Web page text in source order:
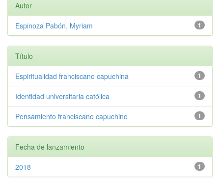
Autor
1
Espinoza Pabón, Myriam
Título
1
Espiritualidad franciscano capuchina
1
Identidad universitaria católica
1
Pensamiento franciscano capuchino
Fecha de lanzamiento
1
2018